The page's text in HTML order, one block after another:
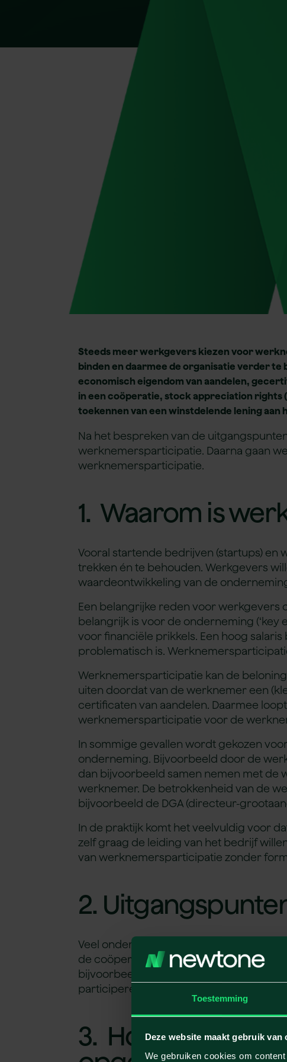
Toestemming
Deze website maakt gebruik van
We gebruiken cookies om
Steeds meer werkgevers kiezen voor
binden en daarmee de organisatie verder te
economisch eigendom van aandelen,
in een coöperatie, stock appreciation rights
toekennen van een winstdelende lening aan
Na het bespreken van de
werknemersparticipatie. Daarna gaan
werknemersparticipatie.
1. Waarom is
Vooral startende bedrijven (startups) en
trekken én te behouden. Werkgevers
waardeontwikkeling van de
Een belangrijke reden voor werkgevers
belangrijk is voor de onderneming (‘key
voor financiële prikkels. Een hoog
problematisch is.
Werknemersparticipatie kan de beloning
uiten doordat van de werknemer een
certificaten van aandelen. Daarmee
werknemersparticipatie voor de
In sommige gevallen wordt gekozen
onderneming. Bijvoorbeeld door de
dan bijvoorbeeld samen nemen met de
werknemer. De betrokkenheid van de
bijvoorbeeld de DGA (directeur-
In de praktijk komt het veelvuldig voor
zelf graag de leiding van het bedrijf
van werknemersparticipatie zonder
2.
Veel ondernemingen worden gedreven
de coöperatieve vereniging
bijvoorbeeld de commanditaire
participeren. In dit artikel nemen we de
3. Hoe worden